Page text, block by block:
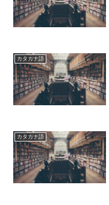
カタカナ語
カタカナ語